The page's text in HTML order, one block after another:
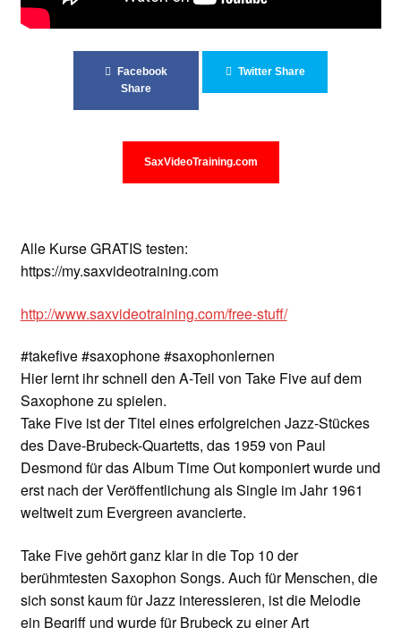
Test Seite
Unterrichtsbedingungen (AGBs)
NEWS BLOG
Facebook
Share
Twitter Share
SaxVideoTraining.com
Alle Kurse GRATIS testen:
https://my.saxvideotraining.com
http://www.saxvideotraining.com/free-stuff/
#takefive #saxophone #saxophonlernen
Hier lernt ihr schnell den A-Teil von Take Five auf dem
Saxophone zu spielen.
Take Five ist der Titel eines erfolgreichen Jazz-Stückes
des Dave-Brubeck-Quartetts, das 1959 von Paul
Desmond für das Album Time Out komponiert wurde und
erst nach der Veröffentlichung als Single im Jahr 1961
weltweit zum Evergreen avancierte.
Take Five gehört ganz klar in die Top 10 der
berühmtesten Saxophon Songs. Auch für Menschen, die
sich sonst kaum für Jazz interessieren, ist die Melodie
ein Begriff und wurde für Brubeck zu einer Art